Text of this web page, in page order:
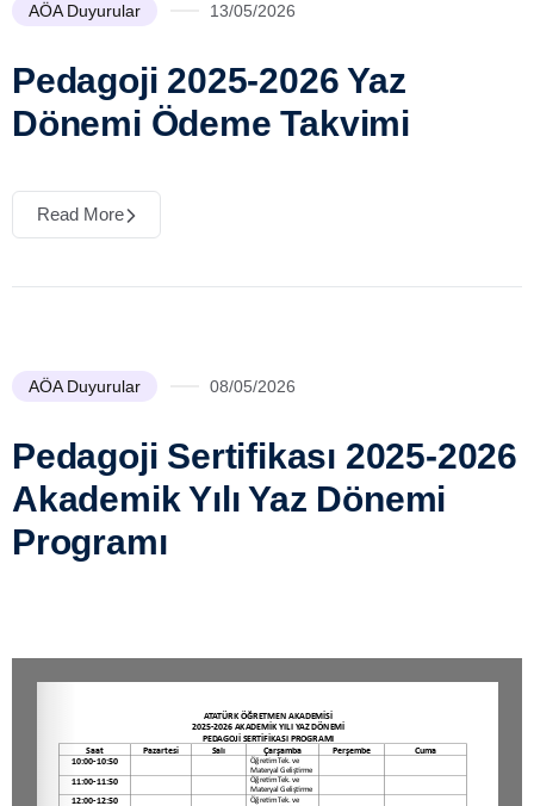
AÖA Duyurular 13/05/2026
Pedagoji 2025-2026 Yaz
Dönemi Ödeme Takvimi
Read More
AÖA Duyurular 08/05/2026
Pedagoji Sertifikası 2025-2026
Akademik Yılı Yaz Dönemi
Programı